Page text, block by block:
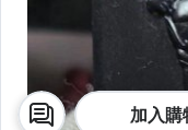
加入購